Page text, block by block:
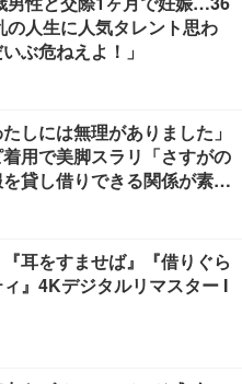
の人生に人気タレント思わ
ぶ危ねえよ！」
しには無理がありました」
用で美脚スラリ「さすがの
貸し借りできる関係が素
耳をすませば』『借りぐら
』4Kデジタルリマスター I